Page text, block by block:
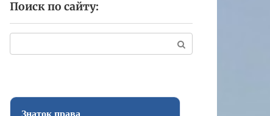
Поиск по сайту: